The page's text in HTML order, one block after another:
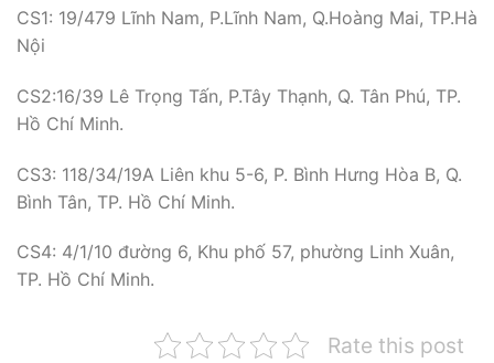
CS1: 19/479 Lĩnh Nam, P.Lĩnh Nam, Q.Hoàng Mai, TP.Hà
Nội
CS2:16/39 Lê Trọng Tấn, P.Tây Thạnh, Q. Tân Phú, TP.
Hồ Chí Minh.
CS3: 118/34/19A Liên khu 5-6, P. Bình Hưng Hòa B, Q.
Bình Tân, TP. Hồ Chí Minh.
CS4: 4/1/10 đường 6, Khu phố 57, phường Linh Xuân,
TP. Hồ Chí Minh.
Rate this post